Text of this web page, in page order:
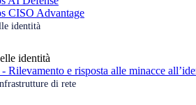
CISO Advantage
identità
identità
Rilevamento e risposta alle minacce
di rete